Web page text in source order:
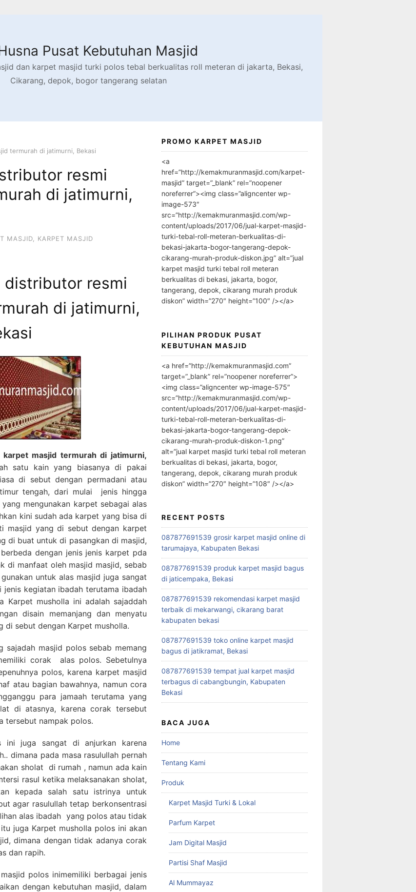
Pusat Kebutuhan Masjid
dan karpet masjid turki polos tebal berkualitas roll meteran di jakarta, Bekasi,
Cikarang, depok, bogor tangerang selatan
termurah di jatimurni, Bekasi
resmi
di jatimurni,
MASJID
KARPET MASJID
distributor resmi
di jatimurni,
masjid termurah di jatimurni,
satu kain yang biasanya di pakai
di sebut dengan permadani atau
tengah, dari mulai jenis hingga
mengunakan karpet sebagai alas
kini sudah ada karpet yang bisa di
masjid yang di sebut dengan karpet
di buat untuk di pasangkan di masjid,
dengan jenis jenis karpet pda
di manfaat oleh masjid masjid, sebab
untuk alas masjid juga sangat
kegiatan ibadah terutama ibadah
Karpet musholla ini adalah sajaddah
disain memanjang dan menyatu
di sebut dengan Karpet musholla.
sajadah masjid polos sebab memang
corak alas polos. Sebetulnya
polos, karena karpet masjid
atau bagian bawahnya, namun cora
para jamaah terutama yang
di atasnya, karena corak tersebut
tersebut nampak polos.
ini juga sangat di anjurkan karena
dimana pada masa rasulullah pernah
sholat di rumah , namun ada kain
rasul ketika melaksanakan sholat,
kepada salah satu istrinya untuk
agar rasulullah tetap berkonsentrasi
alas ibadah yang polos atau tidak
juga Karpet musholla polos ini akan
dimana dengan tidak adanya corak
dan rapih.
polos inimemiliki berbagai jenis
dengan kebutuhan masjid, dalam
PROMO KARPET MASJID
<a
href=”http://kemakmuranmasjid.com/karpet-
masjid” target=”_blank” rel=”noopener
noreferrer”><img class=”aligncenter wp-
image-573″
src=”http://kemakmuranmasjid.com/wp-
content/uploads/2017/06/jual-karpet-masjid-
turki-tebal-roll-meteran-berkualitas-di-
bekasi-jakarta-bogor-tangerang-depok-
cikarang-murah-produk-diskon.jpg” alt=”jual
karpet masjid turki tebal roll meteran
berkualitas di bekasi, jakarta, bogor,
tangerang, depok, cikarang murah produk
diskon” width=”270″ height=”100″ /></a>
PILIHAN PRODUK PUSAT
KEBUTUHAN MASJID
<a href=”http://kemakmuranmasjid.com”
target=”_blank” rel=”noopener noreferrer”>
<img class=”aligncenter wp-image-575″
src=”http://kemakmuranmasjid.com/wp-
content/uploads/2017/06/jual-karpet-masjid-
turki-tebal-roll-meteran-berkualitas-di-
bekasi-jakarta-bogor-tangerang-depok-
cikarang-murah-produk-diskon-1.png”
alt=”jual karpet masjid turki tebal roll meteran
berkualitas di bekasi, jakarta, bogor,
tangerang, depok, cikarang murah produk
diskon” width=”270″ height=”108″ /></a>
RECENT POSTS
087877691539 grosir karpet masjid online di
tarumajaya, Kabupaten Bekasi
087877691539 produk karpet masjid bagus
di jaticempaka, Bekasi
087877691539 rekomendasi karpet masjid
terbaik di mekarwangi, cikarang barat
kabupaten bekasi
087877691539 toko online karpet masjid
bagus di jatikramat, Bekasi
087877691539 tempat jual karpet masjid
terbagus di cabangbungin, Kabupaten
Bekasi
BACA JUGA
Home
Tentang Kami
Produk
Karpet Masjid Turki & Lokal
Parfum Karpet
Jam Digital Masjid
Partisi Shaf Masjid
Al Mummayaz